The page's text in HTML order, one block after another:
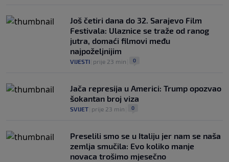
Još četiri dana do 32. Sarajevo Film
Festivala: Ulaznice se traže od ranog
jutra, domaći filmovi među
najpoželjnijim
VIJESTI prije 23 min 0
Jača represija u Americi: Trump opozvao
šokantan broj viza
SVIJET prije 23 min 0
Preselili smo se u Italiju jer nam se naša
zemlja smučila: Evo koliko manje
novaca trošimo mjesečno